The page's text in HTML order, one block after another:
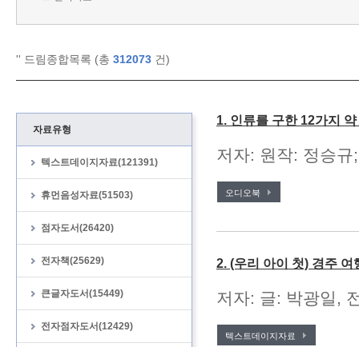
'' 드림종합목록 (총 312073 건)
자료유형
텍스트데이지자료(121391)
휴먼음성자료(51503)
점자도서(26420)
전자책(25629)
큰글자도서(15449)
전자점자도서(12429)
1. 인류를 구한 12가지
저자: 원작: 정승
오디오북
2. (우리 아이 첫) 경주 여
저자: 글: 박광일,
텍스트데이지자료